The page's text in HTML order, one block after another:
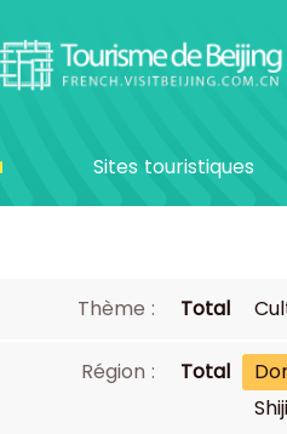
Sites touristiques
Thème : Total
Région : Total